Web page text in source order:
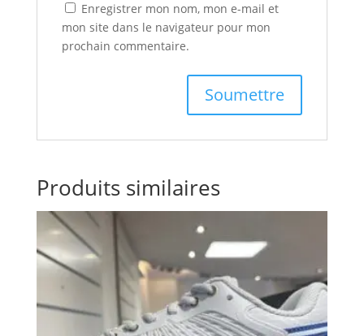
Enregistrer mon nom, mon e-mail et
mon site dans le navigateur pour mon
prochain commentaire.
Produits similaires